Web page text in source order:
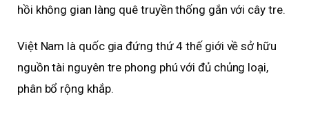
hồi không gian làng quê truyền thống gắn với cây tre.
Việt Nam là quốc gia đứng thứ 4 thế giới về sở hữu
nguồn tài nguyên tre phong phú với đủ chủng loại,
phân bổ rộng khắp.